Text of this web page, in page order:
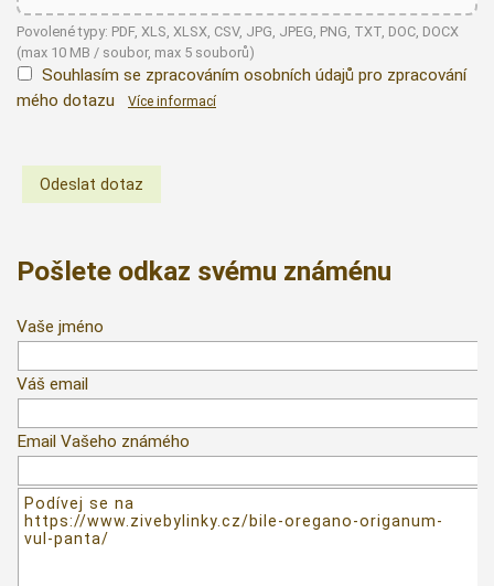
Povolené typy: PDF, XLS, XLSX, CSV, JPG, JPEG, PNG, TXT, DOC, DOCX
(max 10 MB / soubor, max 5 souborů)
Souhlasím se zpracováním osobních údajů pro zpracování
mého dotazu
Více informací
Pošlete odkaz svému známénu
Vaše jméno
Váš email
Email Vašeho známého